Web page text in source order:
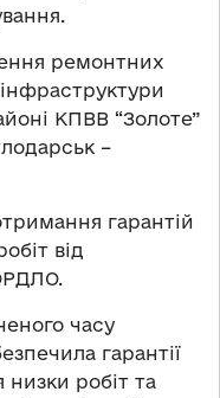
ремонтних
КПВВ “Золоте”
–
гарантій
від
часу
гарантії
низки робіт та